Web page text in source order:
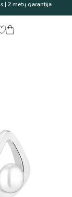
| 2 metų garantija